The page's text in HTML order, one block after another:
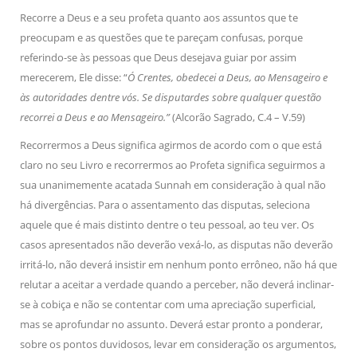
Recorre a Deus e a seu profeta quanto aos assuntos que te
preocupam e as questões que te pareçam confusas, porque
referindo-se às pessoas que Deus desejava guiar por assim
merecerem, Ele disse: “Ó Crentes, obedecei a Deus, ao Mensageiro e
às autoridades dentre vós. Se disputardes sobre qualquer questão
recorrei a Deus e ao Mensageiro.”(Alcorão Sagrado, C.4 – V.59)
Recorrermos a Deus significa agirmos de acordo com o que está
claro no seu Livro e recorrermos ao Profeta significa seguirmos a
sua unanimemente acatada Sunnah em consideração à qual não
há divergências. Para o assentamento das disputas, seleciona
aquele que é mais distinto dentre o teu pessoal, ao teu ver. Os
casos apresentados não deverão vexá-lo, as disputas não deverão
irritá-lo, não deverá insistir em nenhum ponto errôneo, não há que
relutar a aceitar a verdade quando a perceber, não deverá inclinar-
se à cobiça e não se contentar com uma apreciação superficial,
mas se aprofundar no assunto. Deverá estar pronto a ponderar,
sobre os pontos duvidosos, levar em consideração os argumentos,